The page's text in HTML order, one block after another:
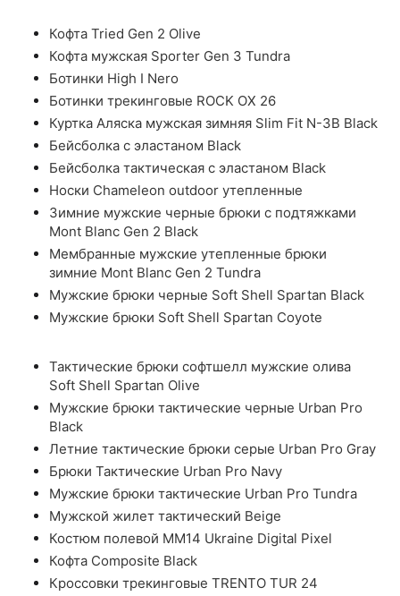
Кофта Tried Gen 2 Olive
Кофта мужская Sporter Gen 3 Tundra
Ботинки High I Nero
Ботинки трекинговые ROCK OX 26
Куртка Аляска мужская зимняя Slim Fit N-3B Black
Бейсболка с эластаном Black
Бейсболка тактическая с эластаном Black
Носки Chameleon outdoor утепленные
Зимние мужские черные брюки с подтяжками
Mont Blanc Gen 2 Black
Мембранные мужские утепленные брюки
зимние Mont Blanc Gen 2 Tundra
Мужские брюки черные Soft Shell Spartan Black
Мужские брюки Soft Shell Spartan Coyote
Тактические брюки софтшелл мужские олива
Soft Shell Spartan Olive
Мужские брюки тактические черные Urban Pro
Black
Летние тактические брюки серые Urban Pro Gray
Брюки Тактические Urban Pro Navy
Мужские брюки тактические Urban Pro Tundra
Мужской жилет тактический Beige
Костюм полевой ММ14 Ukraine Digital Pixel
Кофта Composite Black
Кроссовки трекинговые TRENTO TUR 24